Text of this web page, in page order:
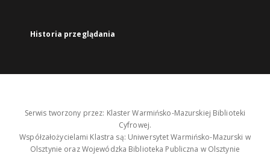
Historia przeglądania
Serwis tworzony przez: Klaster Warmińsko-Mazurskiej Biblioteki
Cyfrowej.
Współzałożycielami Klastra są: Uniwersytet Warmińsko-Mazurski w
Olsztynie oraz Wojewódzka Biblioteka Publiczna w Olsztynie